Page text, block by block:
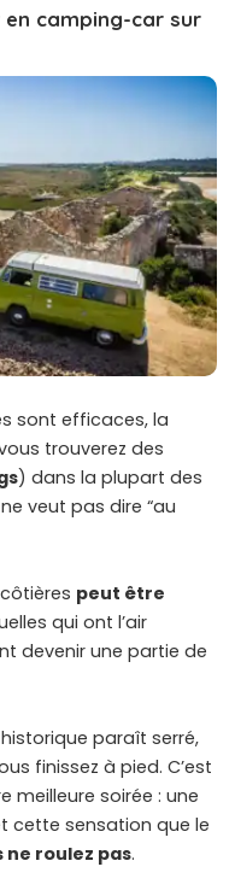
en camping-car sur
sont efficaces, la
trouverez des
) dans la plupart des
veut pas dire “au
peut être
qui ont l’air
devenir une partie de
paraît serré,
finissez à pied. C’est
meilleure soirée : une
cette sensation que le
ne roulez pas.